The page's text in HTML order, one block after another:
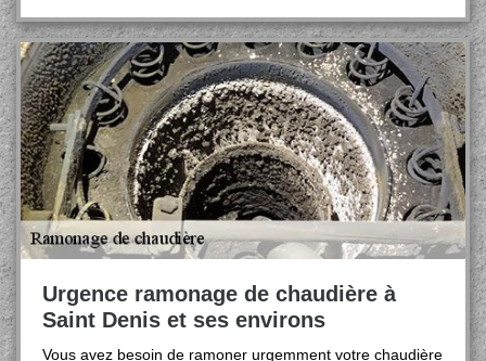
Urgence ramonage de chaudière à
Saint Denis et ses environs
Vous avez besoin de ramoner urgemment votre chaudière